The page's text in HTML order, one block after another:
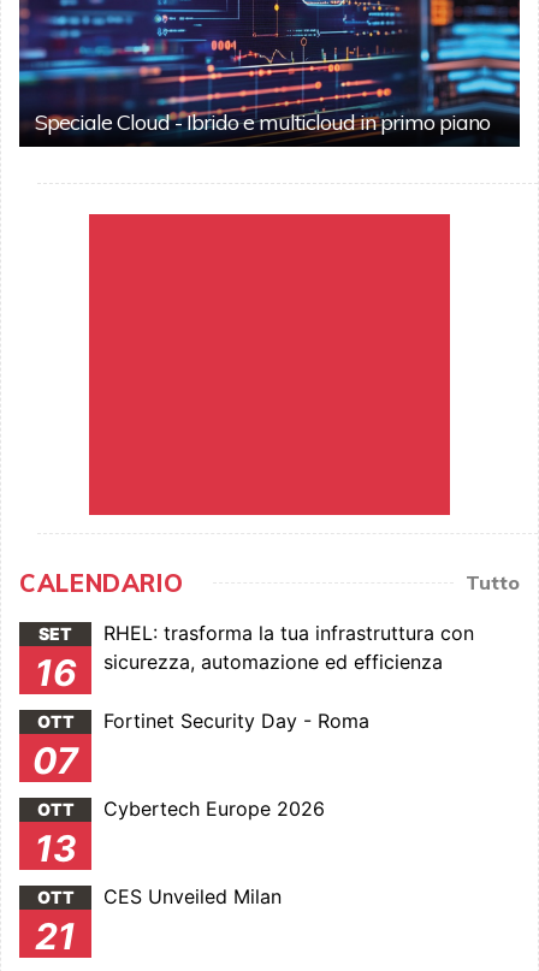
Speciale Cloud - Ibrido e multicloud in primo piano
CALENDARIO Tutto
SET
16
RHEL: trasforma la tua infrastruttura con
sicurezza, automazione ed efficienza
OTT
07
Fortinet Security Day - Roma
OTT
13
Cybertech Europe 2026
OTT
21
CES Unveiled Milan